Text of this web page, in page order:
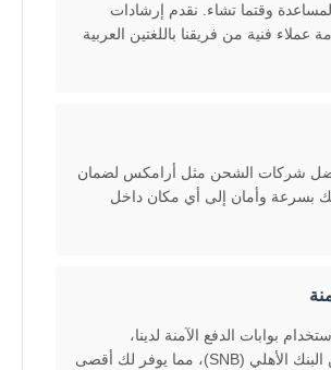
وقتما تشاء. نقدم إرشادات
عملاء فنية من فريقنا باللغتين العربية
شركات الشحن مثل أرامكس لضمان
بسرعة وأمان إلى أي مكان داخل
بوابات الدفع الآمنة لدينا،
المدعومة من البنك الأهلي (SNB)، مما يوفر لك أقصى